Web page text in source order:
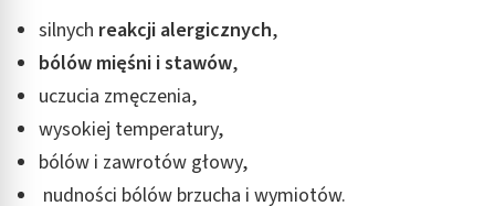
silnych reakcji alergicznych,
bólów mięśni i stawów,
uczucia zmęczenia,
wysokiej temperatury,
bólów i zawrotów głowy,
nudności bólów brzucha i wymiotów.
reklam
Wykorzystanie profili do wyboru
spersonalizowanych reklam
Tworzenie profili w celu personalizacji treści
Wykorzystywanie profili w celu doboru